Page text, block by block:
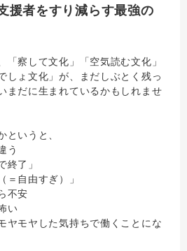
援者をすり減らす最強の
察して文化」「空気読む文化」
しょ文化」が、まだしぶとく残っ
まだに生まれているかもしれませ
いうと、
う
了」
自由すぎ）」
不安
い
ヤモヤした気持ちで働くことにな